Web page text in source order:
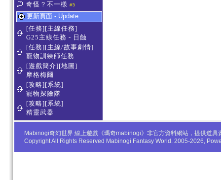
奇怪？不一樣 #5
更新頁面 - Update
[任務][主線任務]
G25主線任務 - 日蝕
[任務][主線/故事劇情]
寵物訓練師任務
[遊戲簡介][地圖]
摩格梅爾
[攻略][系統]
寵物探險隊
[攻略][系統]
精靈武器
Mabinogi奇幻世界 線上遊戲《瑪奇mabinogi》非官方資料網站，提供道
Copyright All Rights Reserved Mabinogi Fantasy World. 2005-2026,